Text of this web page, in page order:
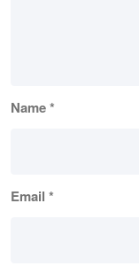
Name*
Email *